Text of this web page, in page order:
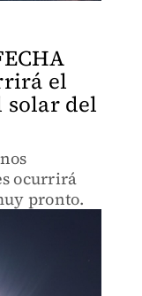
el
solar del
ocurrirá
pronto.